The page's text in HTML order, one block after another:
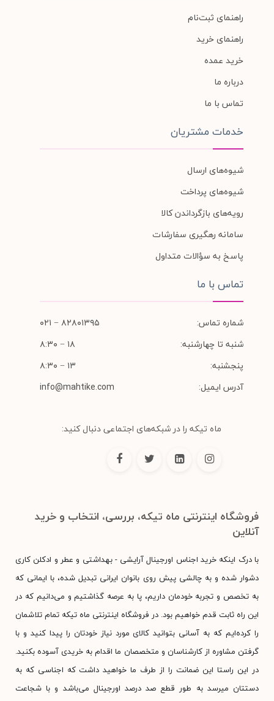
راهنمای ثبت‌نام
راهنمای خرید
خرید عمده
درباره ما
تماس با ما
خدمات مشتریان
شیوه‌های ارسال
شیوه‌های پرداخت
رویه‌های بازگرداندن کالا
سامانه رهگیری سفارشات
پاسخ به سؤالات متداول
تماس با ما
شماره تماس:
۸۲۸۰۱۳۹۵ − ۰۲۱
شنبه تا چهارشنبه:
۱۸ − ۸:۳۰
پنجشنبه:
۱۳ − ۸:۳۰
آدرس ایمیل:
info@mahtike.com
ماه تیکه را در شبکه‌های اجتماعی دنبال کنید:
فروشگاه اینترنتی ماه تیکه، بررسی، انتخاب و خرید
آنلاین
با درک اینکه خرید اجناس اورجینال آرایشی - بهداشتی و عطر و ادکلن کاری
دشوار شده و به چالشی پیش روی بانوان ایرانی تبدیل شده، با ایمانی که
به تخصص و تجربه خودمان داریم، پا به عرصه گذاشتیم و می‌دانیم که در
این راه ثابت قدم خواهیم بود. در فروشگاه اینترنتی ماه تیکه تمام تلاشمان
را کرده‌ایم که به آسانی بتوانید کالای مورد نیاز خودتان را پیدا کنید و با
گرفتن مشاوره از کارشناسان و متخصصان ما اقدام به خریدی آسوده بکنید.
در این راستا این ضمانت را از طرف ما خواهید داشت که اجناسی که به
دستتان میرسد به طور قطع صد درصد اورجینال می‌باشد و با شجاعت